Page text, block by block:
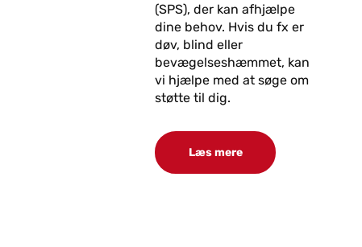
(SPS), der kan afhjælpe
dine behov. Hvis du fx er
døv, blind eller
bevægelseshæmmet, kan
vi hjælpe med at søge om
støtte til dig.
Læs mere